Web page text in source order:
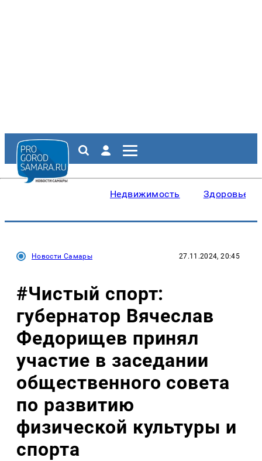
Недвижимость Здоровье
Новости Самары 27.11.2024, 20:45
#Чистый спорт:
губернатор Вячеслав
Федорищев принял
участие в заседании
общественного совета
по развитию
физической культуры и
спорта